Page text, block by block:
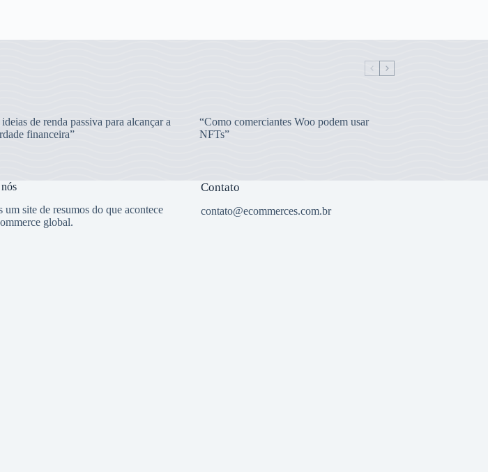
de renda passiva para alcançar a
financeira”
“Como comerciantes Woo podem usar
NFTs”
um site de resumos do que acontece
global.
Contato
contato@ecommerces.com.br